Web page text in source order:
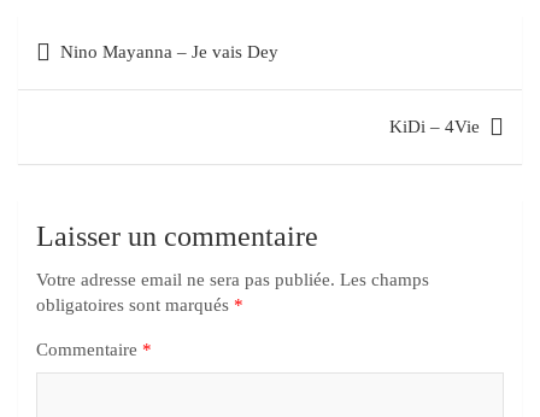
Nino Mayanna – Je vais Dey
KiDi – 4Vie
Laisser un commentaire
Votre adresse email ne sera pas publiée. Les champs
obligatoires sont marqués *
Commentaire *